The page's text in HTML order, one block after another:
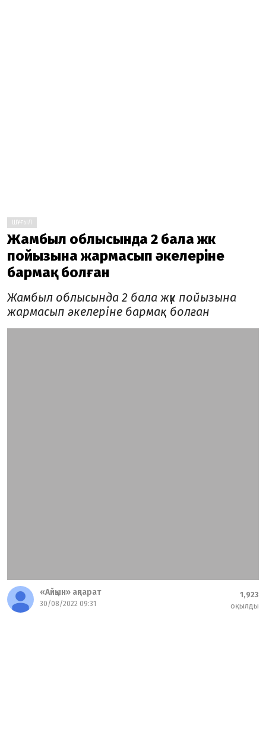
ШҰҒЫЛ
Жамбыл облысында 2 бала жүк
пойызына жармасып әкелеріне
бармақ болған
Жамбыл облысында 2 бала жүк пойызына
жармасып әкелеріне бармақ болған
«Айқын» ақпарат
30/08/2022 09:31
1,923
оқылды